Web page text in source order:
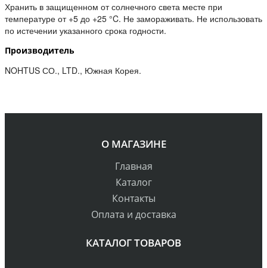
Хранить в защищенном от солнечного света месте при
температуре от +5 до +25 °C. Не замораживать. Не использовать
по истечении указанного срока годности.
Производитель
NOHTUS СО., LTD., Южная Корея.
О МАГАЗИНЕ
Главная
Каталог
Контакты
Оплата и доставка
КАТАЛОГ ТОВАРОВ